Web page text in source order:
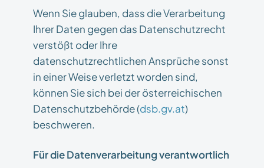
Wenn Sie glauben, dass die Verarbeitung
Ihrer Daten gegen das Datenschutzrecht
verstößt oder Ihre
datenschutzrechtlichen Ansprüche sonst
in einer Weise verletzt worden sind,
können Sie sich bei der österreichischen
Datenschutzbehörde (dsb.gv.at)
beschweren.
Für die Datenverarbeitung verantwortlich